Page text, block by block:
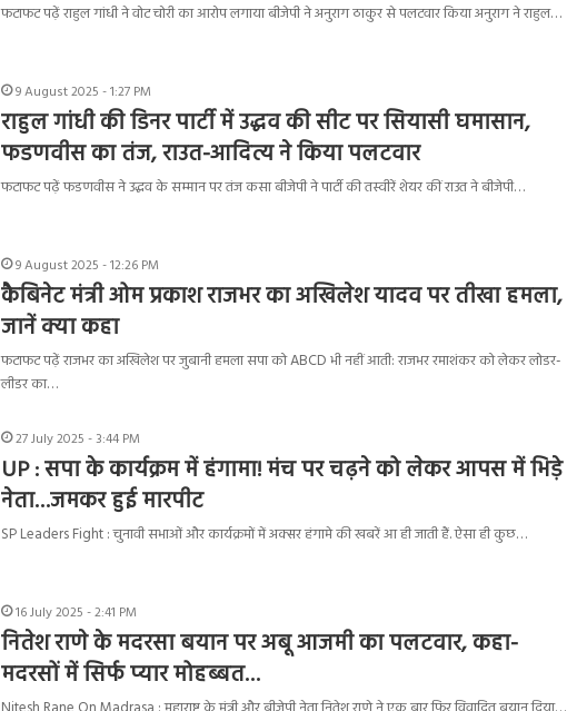
फटाफट पढ़ें राहुल गांधी ने वोट चोरी का आरोप लगाया बीजेपी ने अनुराग ठाकुर से पलटवार किया अनुराग ने राहुल…
9 August 2025 - 1:27 PM
राहुल गांधी की डिनर पार्टी में उद्धव की सीट पर सियासी घमासान,
फडणवीस का तंज, राउत-आदित्य ने किया पलटवार
फटाफट पढ़ें फडणवीस ने उद्धव के सम्मान पर तंज कसा बीजेपी ने पार्टी की तस्वीरें शेयर कीं राउत ने बीजेपी…
9 August 2025 - 12:26 PM
कैबिनेट मंत्री ओम प्रकाश राजभर का अखिलेश यादव पर तीखा हमला,
जानें क्या कहा
फटाफट पढ़ें राजभर का अखिलेश पर जुबानी हमला सपा को ABCD भी नहीं आती: राजभर रमाशंकर को लेकर लोडर-
लीडर का…
27 July 2025 - 3:44 PM
UP : सपा के कार्यक्रम में हंगामा! मंच पर चढ़ने को लेकर आपस में भिड़े
नेता…जमकर हुई मारपीट
SP Leaders Fight : चुनावी सभाओं और कार्यक्रमों में अक्सर हंगामे की खबरें आ ही जाती हैं. ऐसा ही कुछ…
16 July 2025 - 2:41 PM
नितेश राणे के मदरसा बयान पर अबू आजमी का पलटवार, कहा-
मदरसों में सिर्फ प्यार मोहब्बत…